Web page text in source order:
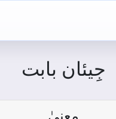
جِيئان بابت